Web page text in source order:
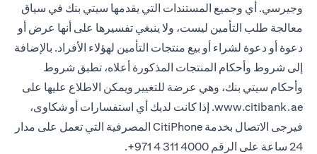
وجيرسي. أي وجميع المستندات التي يقدمها سيتي بنك في سياق
معالجة طلب التأمين ليست، ولا ينبغي تفسيرها على أنها عرض أو
دعوة أو دعوة لشراء أو بيع منتجات التأمين لهؤلاء الأفراد. بالإضافة
إلى شروط وأحكام المنتجات المذكورة أعلاه، تطبق شروط
وأحكام سيتي بنك، وهي عرضة للتغيير ويمكن الاطلاع عليها على
www.citibank.ae. إذا كانت لديك أي استفسارات أو شكاوى،
فيرجى الاتصال بخدمة CitiPhone المصرفية التي تعمل على مدار
24 ساعة على الرقم 4000 311 4 971+.